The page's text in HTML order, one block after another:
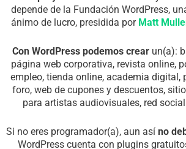
depende de la Fundación WordPress,
ánimo de lucro, presidida por Matt
Con WordPress podemos crearun(a):
página web corporativa, revista online,
empleo, tienda online, academia digital,
foro, web de cupones y descuentos,
para artistas audiovisuales, red
Si no eres programador(a), aun así no
WordPress cuenta con plugins